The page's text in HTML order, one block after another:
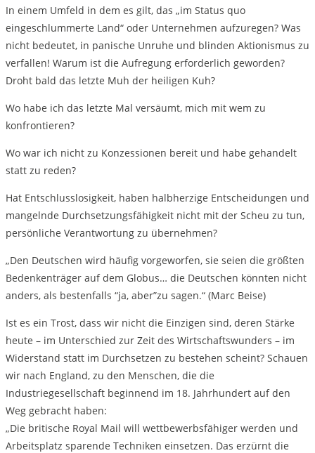
In einem Umfeld in dem es gilt, das „im Status quo
eingeschlummerte Land“ oder Unternehmen aufzuregen? Was
nicht bedeutet, in panische Unruhe und blinden Aktionismus zu
verfallen! Warum ist die Aufregung erforderlich geworden?
Droht bald das letzte Muh der heiligen Kuh?
Wo habe ich das letzte Mal versäumt, mich mit wem zu
konfrontieren?
Wo war ich nicht zu Konzessionen bereit und habe gehandelt
statt zu reden?
Hat Entschlusslosigkeit, haben halbherzige Entscheidungen und
mangelnde Durchsetzungsfähigkeit nicht mit der Scheu zu tun,
persönliche Verantwortung zu übernehmen?
„Den Deutschen wird häufig vorgeworfen, sie seien die größten
Bedenkenträger auf dem Globus… die Deutschen könnten nicht
anders, als bestenfalls “ja, aber”zu sagen.“ (Marc Beise)
Ist es ein Trost, dass wir nicht die Einzigen sind, deren Stärke
heute – im Unterschied zur Zeit des Wirtschaftswunders – im
Widerstand statt im Durchsetzen zu bestehen scheint? Schauen
wir nach England, zu den Menschen, die die
Industriegesellschaft beginnend im 18. Jahrhundert auf den
Weg gebracht haben:
„Die britische Royal Mail will wettbewerbsfähiger werden und
Arbeitsplatz sparende Techniken einsetzen. Das erzürnt die